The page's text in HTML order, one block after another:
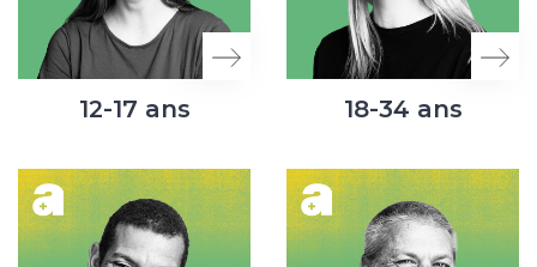
12-17 ans 18-34 ans